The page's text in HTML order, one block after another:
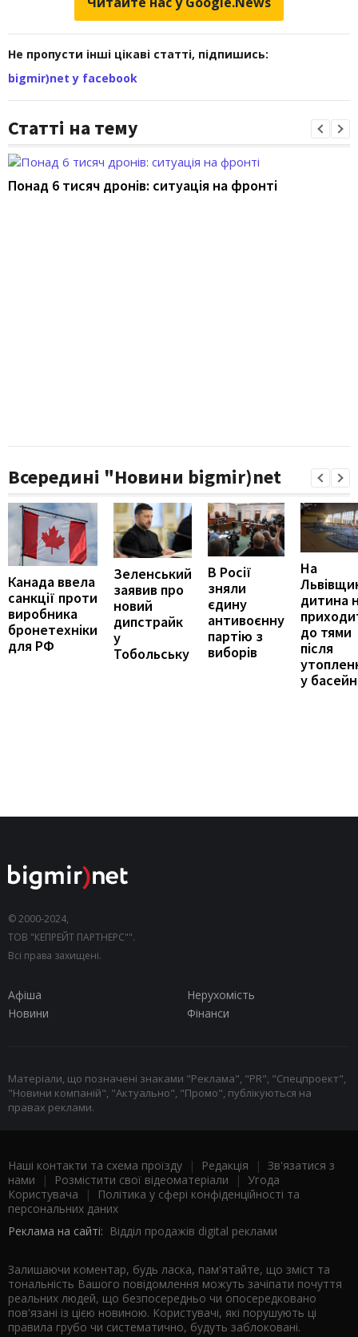
Не пропусти інші цікаві статті, підпишись:
bigmir)net у facebook
Статті на тему
Понад 6 тисяч дронів: ситуація на фронті
Всередині "Новини bigmir)net
Канада ввела
санкції проти
виробника
бронетехніки
для РФ
Зеленський
заявив про
новий
дипстрайк
у
Тобольську
В Росії
зняли
єдину
антивоєнну
партію з
виборів
На
дитина
до тями
після
у
© 2000-2024,
ТОВ "КЕПРЕЙТ ПАРТНЕРС"".
Всі права захищені.
Афіша
Нерухомість
Новини
Фінанси
Матеріали, що позначені знаками "Реклама", "PR", "Спецпроект",
"Новини компаній", "Актуально", "Промо", публікуються на
правах реклами.
Наші контакти та схема проїзду | Редакція | Зв'язатися з
нами | Розмістити свої відеоматеріали | Угода
Користувача |
Політика у сфері конфіденційності та
персональних даних
Реклама на сайті: Відділ продажів digital реклами
Залишаючи коментар, будь ласка, пам'ятайте, що зміст та
тональність Вашого повідомлення можуть зачіпати почуття
реальних людей, що безпосередньо чи опосередковано
пов'язані із цією новиною. Користувачі, які порушують ці
правила грубо чи систематично, будуть заблоковані.